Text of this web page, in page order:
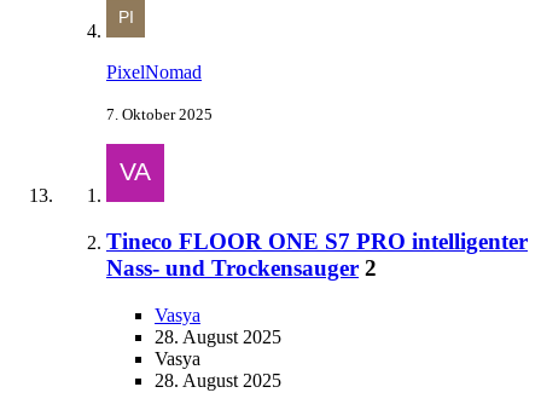
PixelNomad
7. Oktober 2025
Tineco FLOOR ONE S7 PRO intelligenter
Nass- und Trockensauger 2
Vasya
28. August 2025
Vasya
28. August 2025